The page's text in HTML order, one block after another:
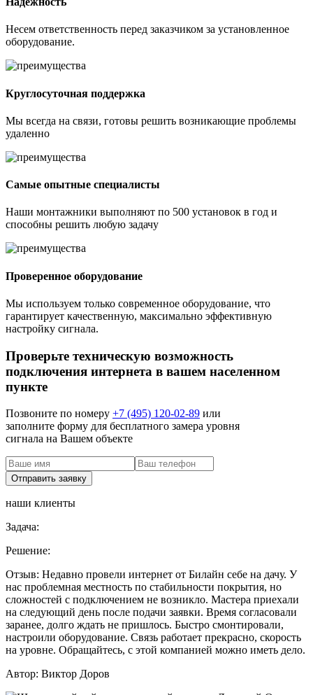
Несем ответственность перед заказчиком за установленное
оборудование.
Круглосуточная поддержка
Мы всегда на связи, готовы решить возникающие проблемы
удаленно
Самые опытные специалисты
Наши монтажники выполняют по 500 установок в год и
способны решить любую задачу
Проверенное оборудование
Мы используем только современное оборудование, что
гарантирует качественную, максимально эффективную
настройку сигнала.
Проверьте техническую возможность
подключения интернета в вашем населенном
пункте
Позвоните по номеру +7 (495) 120-02-89 или
заполните форму для бесплатного замера уровня
сигнала на Вашем объекте
наши клиенты
Задача:
Решение:
Отзыв: Недавно провели интернет от Билайн себе на дачу. У
нас проблемная местность по стабильности покрытия, но
сложностей с подключением не возникло. Мастера приехали
на следующий день после подачи заявки. Время согласовали
заранее, долго ждать не пришлось. Быстро смонтировали,
настроили оборудование. Связь работает прекрасно, скорость
на уровне. Обращайтесь, с этой компанией можно иметь дело.
Автор: Виктор Доров